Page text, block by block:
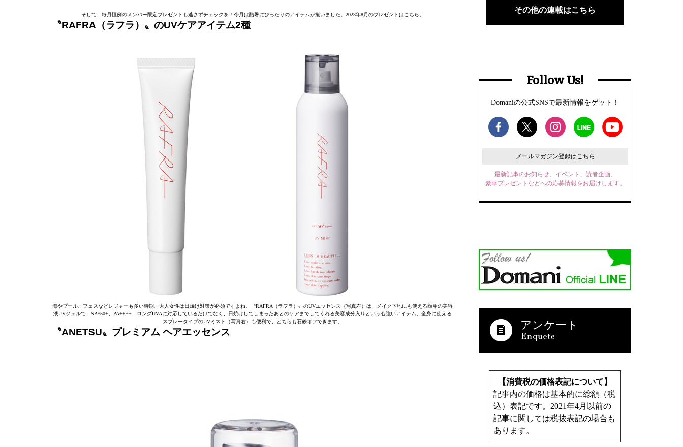
そして、毎月恒例のメンバー限定プレゼントも逃さずチェックを！今月は酷暑にぴったりのアイテムが揃いました。2023年8月のプレゼントはこちら。
〝RAFRA（ラフラ）〟のUVケアアイテム2種
海やプール、フェスなどレジャーも多い時期、大人女性は日焼け対策が必須ですよね。〝RAFRA（ラフラ）〟のUVエッセンス（写真左）は、メイク下地にも使える顔用の美容
液UVジェルで、SPF50+、PA++++、ロングUVAに対応しているだけでなく、日焼けしてしまったあとのケアまでしてくれる美容成分入りという心強いアイテム。全身に使える
スプレータイプのUVミスト（写真右）も便利で、どちらも石鹸オフできます。
〝ANETSU〟プレミアム ヘアエッセンス
その他の連載はこちら
Follow Us!
Domaniの公式SNSで最新情報をゲット！
メールマガジン登録はこちら
最新記事のお知らせ、イベント、読者企画、
豪華プレゼントなどへの応募情報をお届けします。
アンケート
【消費税の価格表記について】
記事内の価格は基本的に総額（税
込）表記です。2021年4月以前の
記事に関しては税抜表記の場合も
あります。